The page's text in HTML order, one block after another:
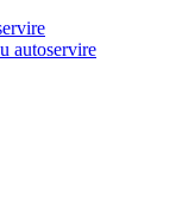
autoservire